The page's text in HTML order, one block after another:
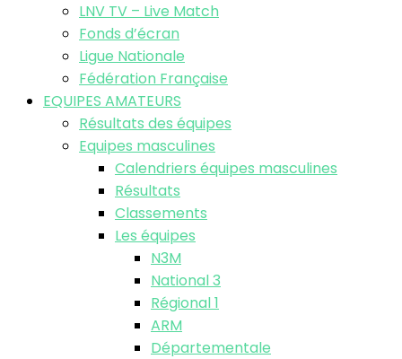
LNV TV – Live Match
Fonds d’écran
Ligue Nationale
Fédération Française
EQUIPES AMATEURS
Résultats des équipes
Equipes masculines
Calendriers équipes masculines
Résultats
Classements
Les équipes
N3M
National 3
Régional 1
ARM
Départementale